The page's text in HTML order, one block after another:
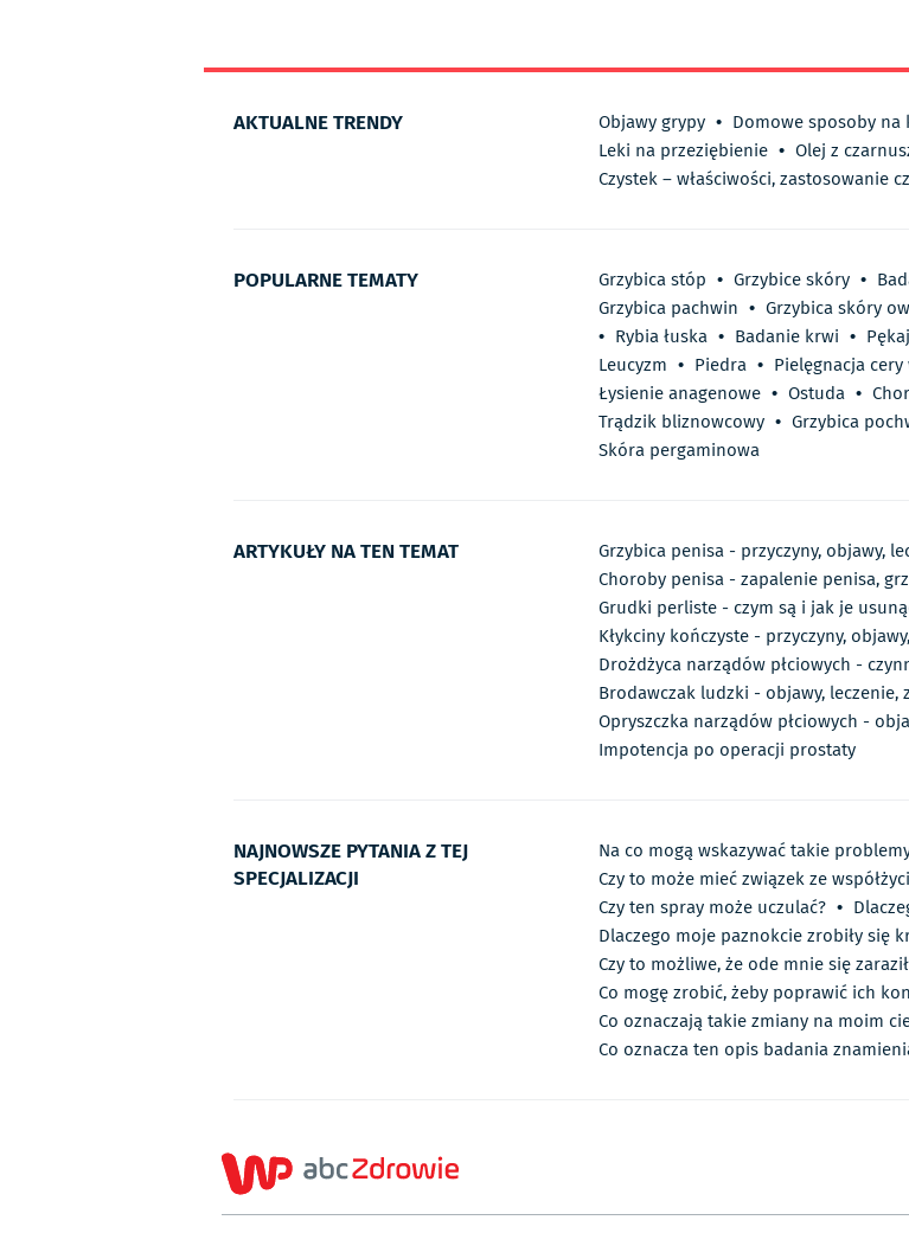
AKTUALNE TRENDY Objawy grypy • Domowe sposoby na
Leki na przeziębienie • Olej z
Czystek – właściwości, zastosowanie
POPULARNE TEMATY Grzybica stóp • Grzybice skóry •
Grzybica pachwin • Grzybica skóry
• Rybia łuska • Badanie krwi •
Leucyzm • Piedra • Pielęgnacja
Łysienie anagenowe • Ostuda •
Trądzik bliznowcowy • Grzybica
Skóra pergaminowa
ARTYKUŁY NA TEN TEMAT Grzybica penisa - przyczyny, objawy,
Choroby penisa - zapalenie penisa,
Grudki perliste - czym są i jak je
Kłykciny kończyste - przyczyny,
Drożdżyca narządów płciowych -
Brodawczak ludzki - objawy, leczenie,
Opryszczka narządów płciowych -
Impotencja po operacji prostaty
NAJNOWSZE PYTANIA Z TEJ
SPECJALIZACJI
Na co mogą wskazywać takie
Czy to może mieć związek ze
Czy ten spray może uczulać? •
Dlaczego moje paznokcie zrobiły się
Czy to możliwe, że ode mnie się
Co mogę zrobić, żeby poprawić ich
Co oznaczają takie zmiany na moim
Co oznacza ten opis badania